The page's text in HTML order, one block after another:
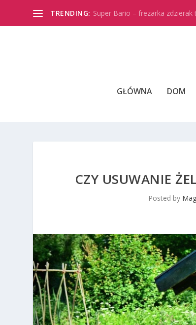
TRENDING: Super Bario – frezarka
GŁÓWNA DOM
CZY USUWANIE
Posted by